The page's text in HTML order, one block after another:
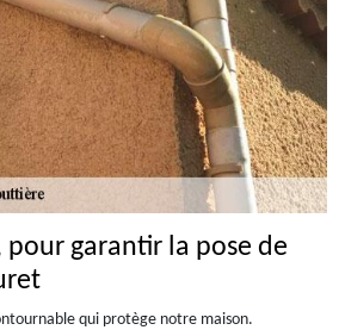
pour garantir la pose de
qui protège notre maison.